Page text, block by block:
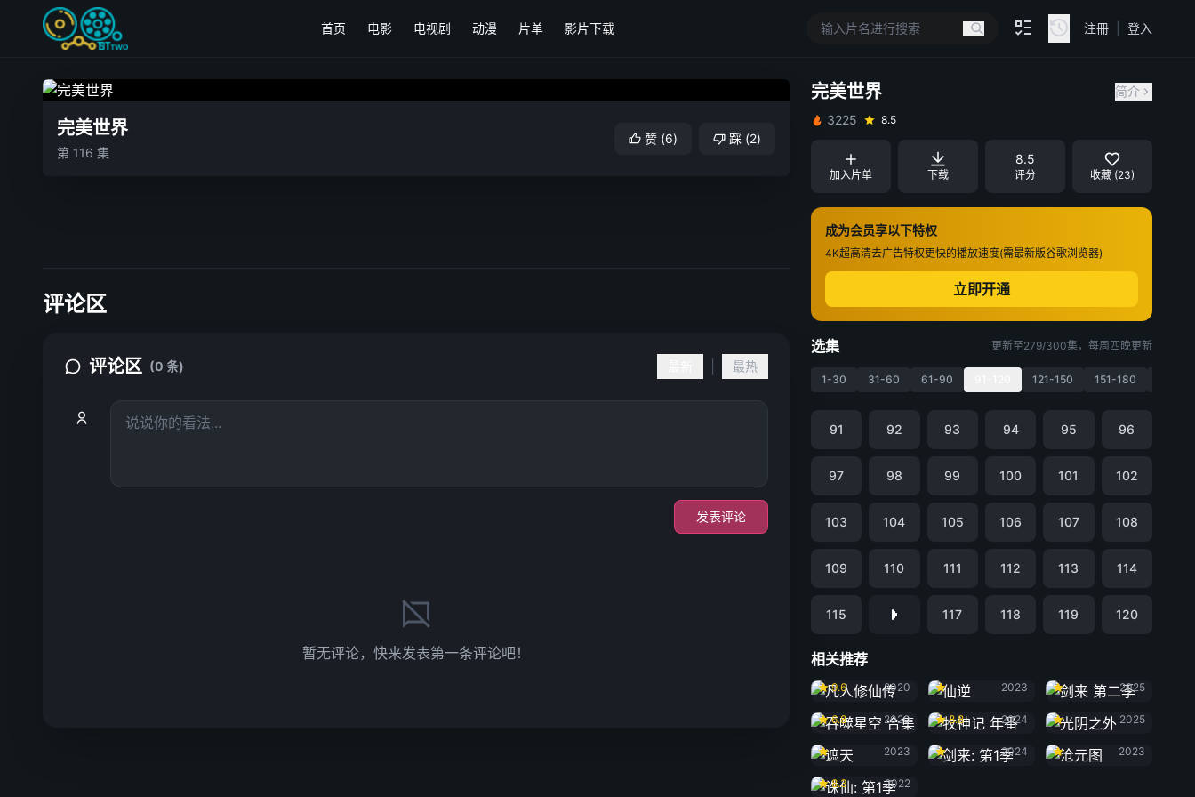
首页 电影 电视剧 动漫 片单 影片下载 注冊 登入
完美世界
第 116 集
赞 (6) 踩 (2)
完美世界
简介
3225
8.5
加入片单 下载
8.5
评分 收藏 (23)
成为会员享以下特权
4K超高清去广告特权更快的播放速度(需最新版谷歌浏览器)
立即开通
选集 更新至279/300集，每周四晚更新
1-30 31-60 61-90 121-150 151-180
91 92 93 94 95 96
97 98 99 100 101 102
103 104 105 106 107 108
109 110 111 112 113 114
115 117 118 119 120
相关推荐
凡人修仙传
9.6
2020
2023
2025
吞噬星空 合集
6.8
2020
牧神记 年番
8.8
2024
光阴之外
2025
遮天
2023
剑来: 第1季
2024
沧元图
2023
诛仙: 第1季
8.3
2022
评论区
评论区 (0 条) 最热
发表评论
暂无评论，快来发表第一条评论吧！